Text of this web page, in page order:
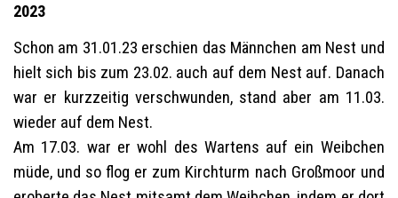
2023
Schon am 31.01.23 erschien das Männchen am Nest und
hielt sich bis zum 23.02. auch auf dem Nest auf. Danach
war er kurzzeitig verschwunden, stand aber am 11.03.
wieder auf dem Nest.
Am 17.03. war er wohl des Wartens auf ein Weibchen
müde, und so flog er zum Kirchturm nach Großmoor und